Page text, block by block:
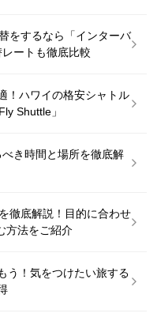
をするなら「インターバ
ートも徹底比較
！ハワイの格安シャトル
Shuttle」
べき時間と場所を徹底解
徹底解説！目的に合わせ
方法をご紹介
う！気をつけたい旅する